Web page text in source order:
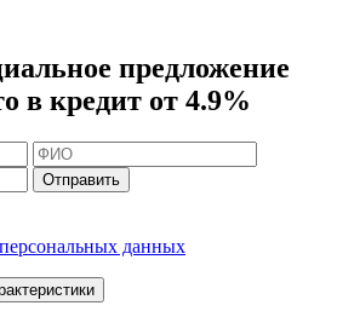
предложение
в кредит от 4.9%
Отправить
персональных данных